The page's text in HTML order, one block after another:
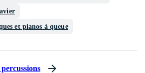
et pianos à queue